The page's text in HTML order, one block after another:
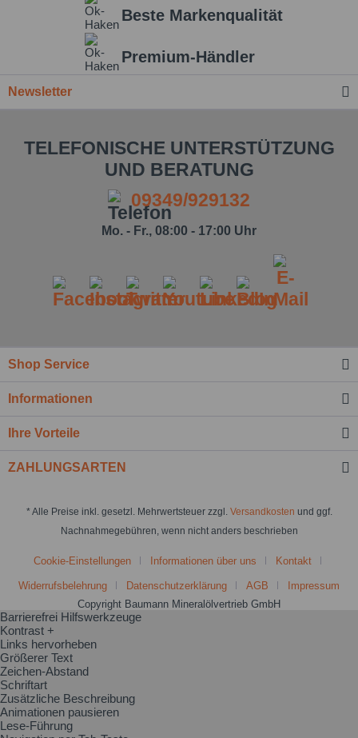
Beste Markenqualität
Premium-Händler
Newsletter
TELEFONISCHE UNTERSTÜTZUNG
UND BERATUNG
09349/929132
Mo. - Fr., 08:00 - 17:00 Uhr
Shop Service
Informationen
Ihre Vorteile
ZAHLUNGSARTEN
* Alle Preise inkl. gesetzl. Mehrwertsteuer zzgl. Versandkosten und ggf.
Nachnahmegebühren, wenn nicht anders beschrieben
Cookie-Einstellungen Informationen über uns Kontakt
Widerrufsbelehrung Datenschutzerklärung AGB
Impressum
Copyright Baumann Mineralölvertrieb GmbH
Barrierefrei Hilfswerkzeuge
Kontrast +
Links hervorheben
Größerer Text
Zeichen-Abstand
Schriftart
Zusätzliche Beschreibung
Animationen pausieren
Lese-Führung